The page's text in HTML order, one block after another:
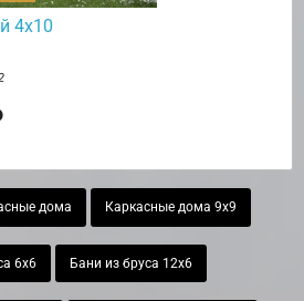
4х10
дома Каркасные дома 9х9
6х6 Бани из бруса 12х6